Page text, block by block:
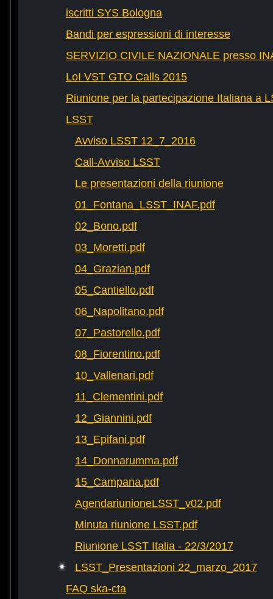
iscritti SYS Bologna
Bandi per espressioni di interesse
SERVIZIO CIVILE NAZIONALE presso
LoI VST GTO Calls 2015
Riunione per la partecipazione Italiana a
LSST
Avviso LSST 12_7_2016
Call-Avviso LSST
Le presentazioni della riunione
01_Fontana_LSST_INAF.pdf
02_Bono.pdf
03_Moretti.pdf
04_Grazian.pdf
05_Cantiello.pdf
06_Napolitano.pdf
07_Pastorello.pdf
08_Fiorentino.pdf
10_Vallenari.pdf
11_Clementini.pdf
12_Giannini.pdf
13_Epifani.pdf
14_Donnarumma.pdf
15_Campana.pdf
AgendariunioneLSST_v02.pdf
Minuta riunione LSST.pdf
Riunione LSST Italia - 22/3/2017
LSST_Presentazioni 22_marzo_2017
FAQ ska-cta